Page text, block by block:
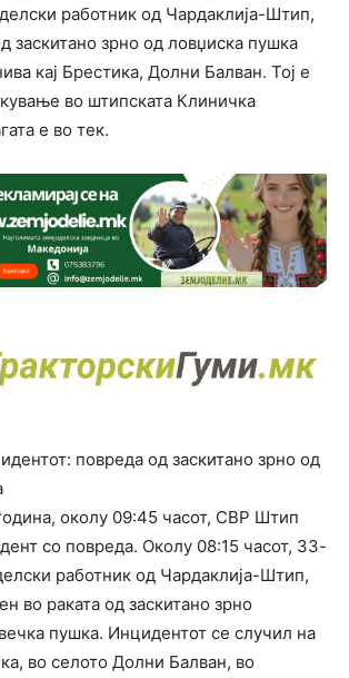
работник од Чардаклија-Штип,
заскитано зрно од ловџиска пушка
кај Брестика, Долни Балван. Тој е
во штипската Клиничка
е во тек.
повреда од заскитано зрно од
околу 09:45 часот, СВР Штип
со повреда. Околу 08:15 часот, 33-
работник од Чардаклија-Штип,
во раката од заскитано зрно
пушка. Инцидентот се случил на
во селото Долни Балван, во